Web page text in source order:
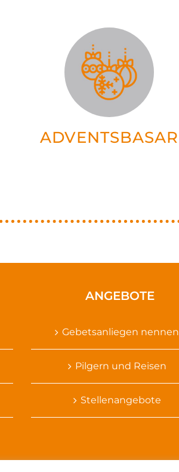
ADVENTSBASAR
ANGEBOTE
Gebetsanliegen nennen
Pilgern und Reisen
Stellenangebote